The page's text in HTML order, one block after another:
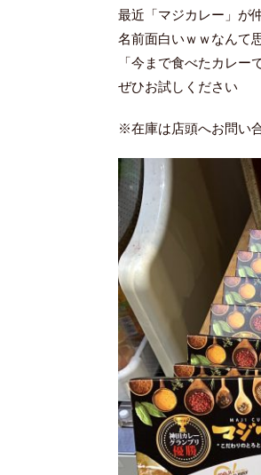
最近「マジカレー」が
名前面白いｗｗなんて
「今まで食べたカレ
ぜひお試しください
※在庫は店頭へお問い